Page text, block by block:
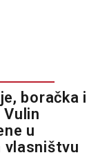
boračka i
u
vlasništvu